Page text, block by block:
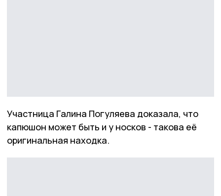
Участница Галина Погуляева доказала, что
капюшон может быть и у носков - такова её
оригинальная находка.